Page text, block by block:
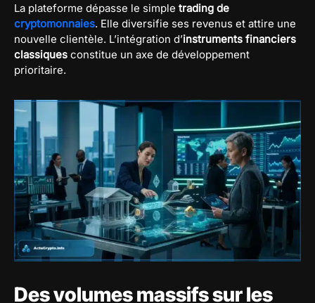
La plateforme dépasse le simple trading de
cryptomonnaies. Elle diversifie ses revenus et attire une
nouvelle clientèle. L’intégration d’instruments financiers
classiques constitue un axe de développement
prioritaire.
Des volumes massifs sur les